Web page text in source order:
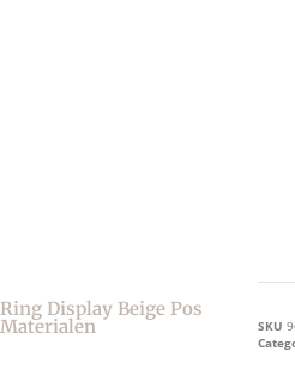
Ring Display Beige Pos
Materialen SKU